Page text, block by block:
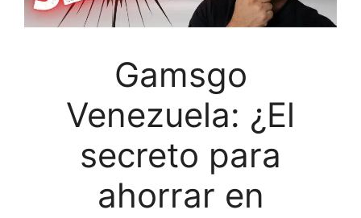
Gamsgo
Venezuela: ¿El
secreto para
ahorrar en